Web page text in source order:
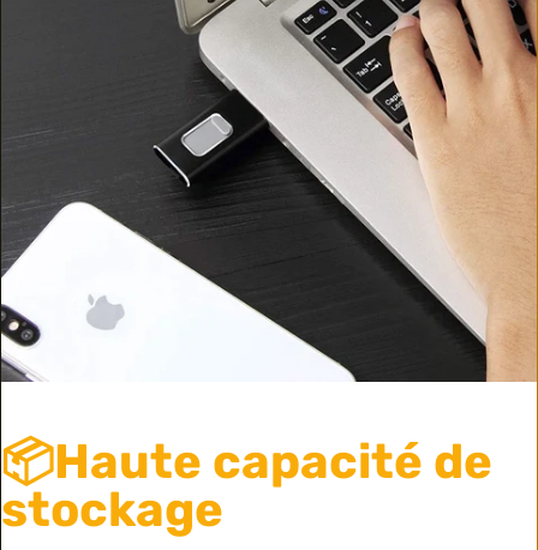
📦Haute capacité de
stockage